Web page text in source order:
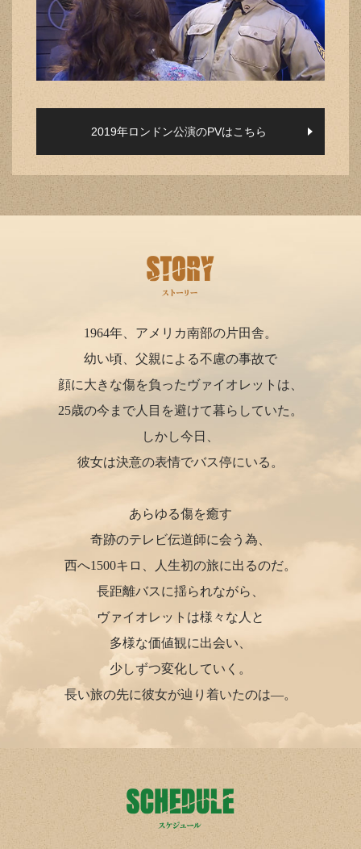
2019年ロンドン公演のPVはこちら
1964年、アメリカ南部の片田舎。
幼い頃、父親による不慮の事故で
顔に大きな傷を負ったヴァイオレットは、
25歳の今まで人目を避けて暮らしていた。
しかし今日、
彼女は決意の表情でバス停にいる。
あらゆる傷を癒す
奇跡のテレビ伝道師に会う為、
西へ1500キロ、人生初の旅に出るのだ。
長距離バスに揺られながら、
ヴァイオレットは様々な人と
多様な価値観に出会い、
少しずつ変化していく。
長い旅の先に彼女が辿り着いたのは―。